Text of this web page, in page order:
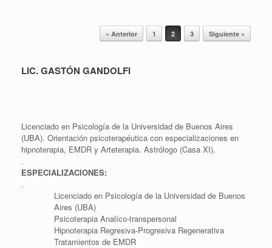
Navegador de artículos « Anterior 1 2 3 Siguiente »
LIC. GASTÓN GANDOLFI
Licenciado en Psicología de la Universidad de Buenos Aires
(UBA). Orientación psicoterapéutica con especializaciones en
hipnoterapia, EMDR y Arteterapia. Astrólogo (Casa XI).
.
ESPECIALIZACIONES:
.
Licenciado en Psicología de la Universidad de Buenos
Aires (UBA)
Psicoterapia Analíco-transpersonal
Hipnoterapia Regresiva-Progresiva Regenerativa
Tratamientos de EMDR